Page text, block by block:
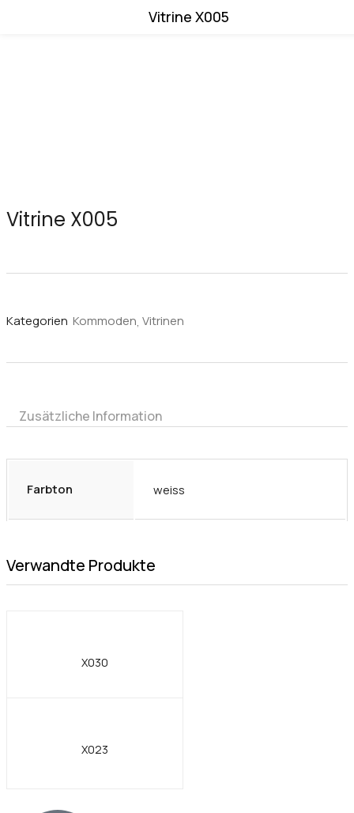
Vitrine X005
Vitrine X005
Kategorien Kommoden Vitrinen
Zusätzliche Information
Farbton weiss
Verwandte Produkte
X030
X023